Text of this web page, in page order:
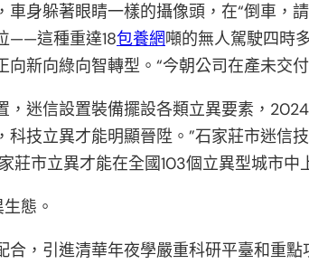
車身躲著眼睛一樣的攝像頭，在“倒車，
——這種重達18包養網噸的無人駕駛四時
新向綠向智轉型。“今朝公司在產未交
迷信設置裝備擺設各類立異要素，
技立異才能明顯晉陞。”石家莊市迷
莊市立異才能在全國103個立異型城市中
態。
合，引進清華年夜學嚴重科研平臺和重